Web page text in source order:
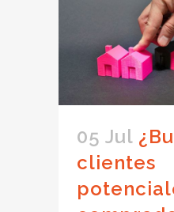
05 Jul
clientes